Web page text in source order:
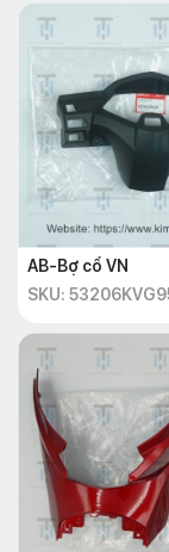
AB-Bợ cổ VN
SKU: